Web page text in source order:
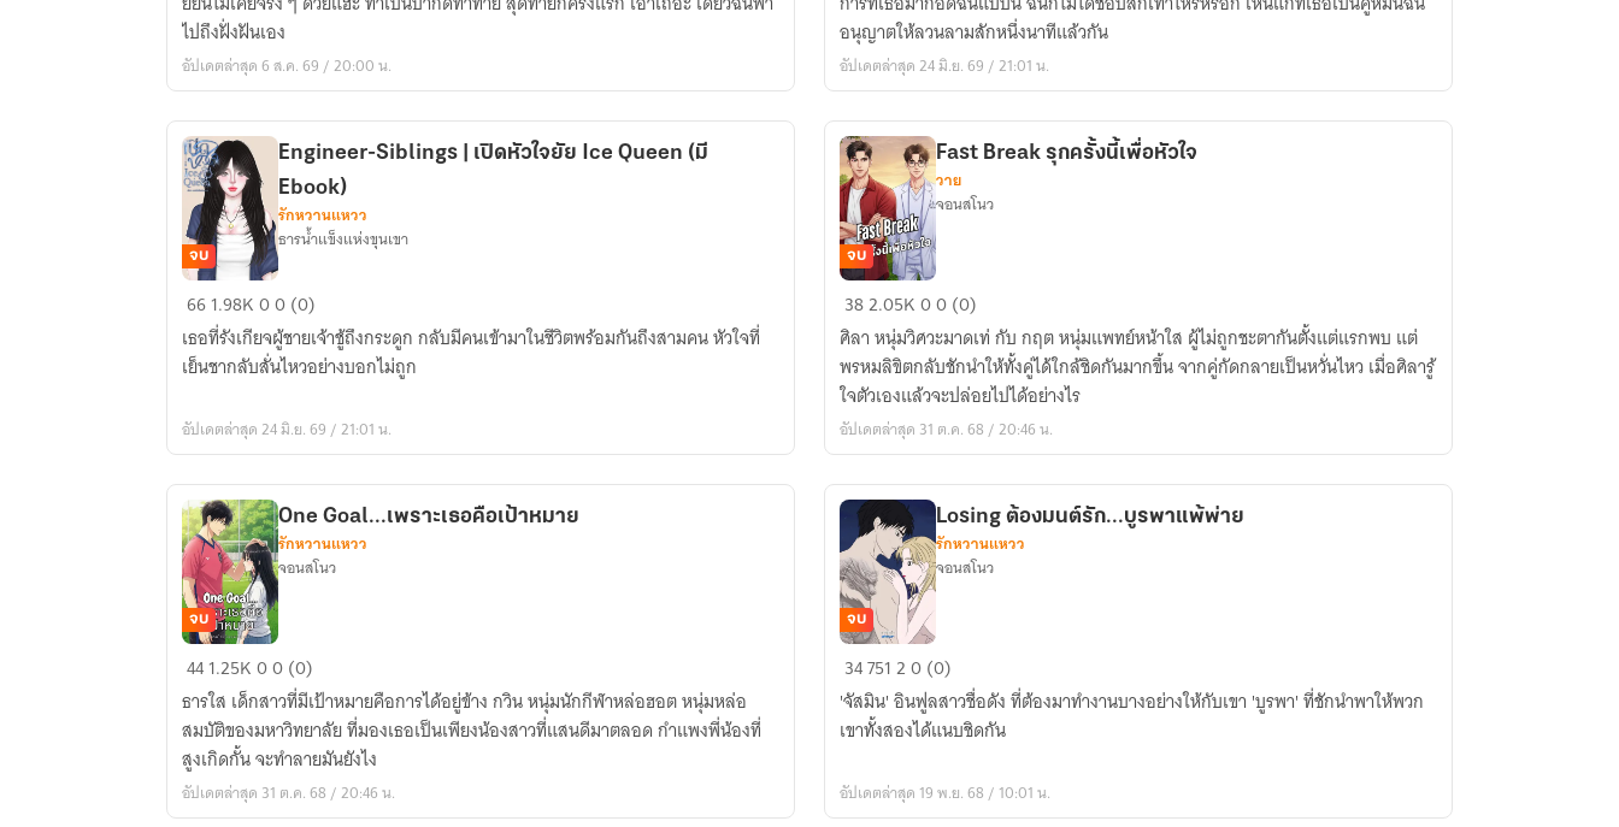
|
ปิด
คดี
วิศวะ
เพลย์บอย
ไปถึงฝั่งฝันเอง
อัปเดตล่าสุด 6 ส.ค. 69 / 20:00 น.
|
กระตุ้น
หัวใจ
หน้า
ตาย
(มี
Ebook)
อนุญาตให้ลวนลามสักหนึ่งนาทีแล้วกัน
อัปเดตล่าสุด 24 มิ.ย. 69 / 21:01 น.
Engineer-
Siblings
|
เปิด
ใจ
Ice
Queen
(มี
Ebook)
จบ
Engineer-Siblings | เปิดหัวใจยัย Ice Queen (มี
Ebook)
รักหวานแหวว
ธารน้ำแข็งแห่งขุนเขา
661.98K00 (0)
เธอที่รังเกียจผู้ชายเจ้าชู้ถึงกระดูก กลับมีคนเข้ามาในชีวิตพร้อมกันถึงสามคน หัวใจที่
เย็นชากลับสั่นไหวอย่างบอกไม่ถูก
อัปเดตล่าสุด 24 มิ.ย. 69 / 21:01 น.
Fast
Break
รุก
ครั้ง
นี้
เพื่อ
จบ
Fast Break รุกครั้งนี้เพื่อหัวใจ
วาย
จอนสโนว
382.05K00 (0)
ศิลา หนุ่มวิศวะมาดเท่ กับ กฤต หนุ่มแพทย์หน้าใส ผู้ไม่ถูกชะตากันตั้งแต่แรกพบ แต่
พรหมลิขิตกลับชักนำให้ทั้งคู่ได้ใกล้ชิดกันมากขึ้น จากคู่กัดกลายเป็นหวั่นไหว เมื่อศิลารู้
ใจตัวเองแล้วจะปล่อยไปได้อย่างไร
อัปเดตล่าสุด 31 ต.ค. 68 / 20:46 น.
One
Goal...เพราะ
เธอ
คือ
เป้า
หมาย
จบ
One Goal...เพราะเธอคือเป้าหมาย
รักหวานแหวว
จอนสโนว
441.25K00 (0)
ธารใส เด็กสาวที่มีเป้าหมายคือการได้อยู่ข้าง กวิน หนุ่มนักกีฬาหล่อฮอต หนุ่มหล่อ
สมบัติของมหาวิทยาลัย ที่มองเธอเป็นเพียงน้องสาวที่แสนดีมาตลอด กำแพงพี่น้องที่
สูงเกิดกั้น จะทำลายมันยังไง
อัปเดตล่าสุด 31 ต.ค. 68 / 20:46 น.
Losing
ต้อง
มนต์
รัก...บูรพา
พ่าย
จบ
Losing ต้องมนต์รัก...บูรพาแพ้พ่าย
รักหวานแหวว
จอนสโนว
3475120 (0)
'จัสมิน' อินฟูลสาวชื่อดัง ที่ต้องมาทำงานบางอย่างให้กับเขา 'บูรพา' ที่ชักนำพาให้พวก
เขาทั้งสองได้แนบชิดกัน
อัปเดตล่าสุด 19 พ.ย. 68 / 10:01 น.